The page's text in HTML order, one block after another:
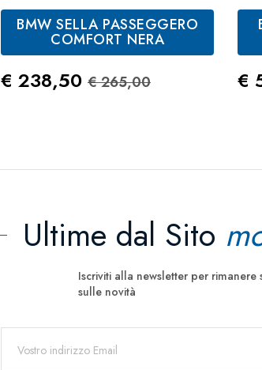
BMW SELLA PASSEGGERO
COMFORT NERA
Prezzo
€ 238,50 Prezzo Standard
€ 265,00 €
Ultime dal Sito
Iscriviti alla newsletter per rimanere
sulle novità